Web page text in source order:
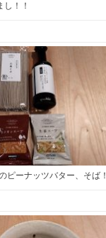
し！！
ピーナッツバター、そば！